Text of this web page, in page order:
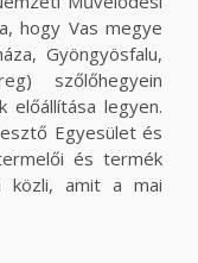
hogy Vas megye
Gyöngyösfalu,
szőlőhegyein
előállítása legyen.
Egyesület és
és termék
közli, amit a mai